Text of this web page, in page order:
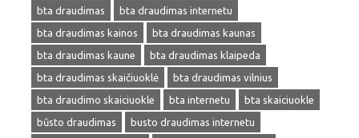
bta draudimas
bta draudimas internetu
bta draudimas kainos
bta draudimas kaunas
bta draudimas kaune
bta draudimas klaipeda
bta draudimas skaičiuoklė
bta draudimas vilnius
bta draudimo skaiciuokle
bta internetu
bta skaiciuokle
būsto draudimas
busto draudimas internetu